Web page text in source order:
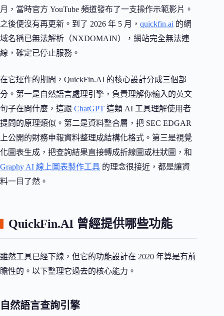
月，當時官方 YouTube 頻道發布了一支操作示範影片。
之後便沒有再更新。到了 2026 年 5 月， quickfin.ai 的網
域名稱已無法解析（NXDOMAIN），網站完全無法連
線，確定已停止服務。
在它運作的期間，QuickFin.AI 的核心設計分成三個部
分。第一是自然語言處理引擎，負責理解你輸入的英文
句子在問什麼，這跟 ChatGPT 這類 AI 工具理解使用者
提問的原理類似。第二是資料整合層，把 SEC EDGAR
上公開的財務申報資料整理成結構化格式。第三是視覺
化圖表生成，把查詢結果直接轉成折線圖或柱狀圖，和
Graphy AI 線上圖表製作工具 的理念很接近，都是讓資
料一目了然。
QuickFin.AI 曾經提供哪些功能
雖然工具已經下線，但它的功能設計在 2020 年算是有前
瞻性的。以下整理它過去的核心能力。
自然語言查詢引擎